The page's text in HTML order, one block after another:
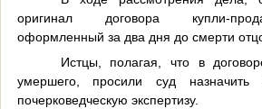
оригинал договора купли-
оформленный за два дня до смерти
Истцы, полагая, что в
умершего, просили суд
почерковедческую экспертизу.